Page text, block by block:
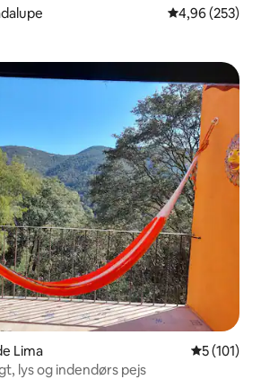
4,96 ud af 5 i
4,96 (253)
Lima 5 ud af 5 i
5 (101)
lys og indendørs pejs